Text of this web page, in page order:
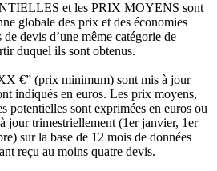
et les PRIX MOYENS sont
globale des prix et des économies
devis d’une même catégorie de
duquel ils sont obtenus.
€” (prix minimum) sont mis à jour
indiqués en euros. Les prix moyens,
potentielles sont exprimées en euros ou
jour trimestriellement (1er janvier, 1er
sur la base de 12 mois de données
reçu au moins quatre devis.